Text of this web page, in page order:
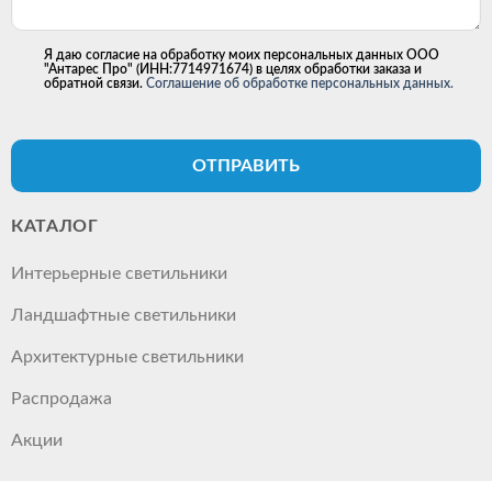
Я даю согласие на обработку моих персональных данных ООО
"Антарес Про" (ИНН:7714971674) в целях обработки заказа и
обратной связи. Соглашение об обработке персональных данных.
ОТПРАВИТЬ
КАТАЛОГ
Интерьерные светильники
Ландшафтные светильники
Архитектурные светильники
Распродажа
Акции